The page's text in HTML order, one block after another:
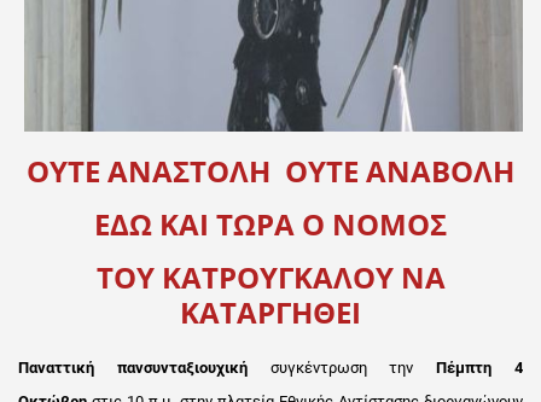
ΟΥΤΕ ΑΝΑΣΤΟΛΗ ΟΥΤΕ ΑΝΑΒΟΛΗ
ΕΔΩ ΚΑΙ ΤΩΡΑ Ο ΝΟΜΟΣ
ΤΟΥ ΚΑΤΡΟΥΓΚΑΛΟΥ ΝΑ
ΚΑΤΑΡΓΗΘΕI
Παναττική πανσυνταξιουχικήσυγκέντρωση τηνΠέμπτη 4